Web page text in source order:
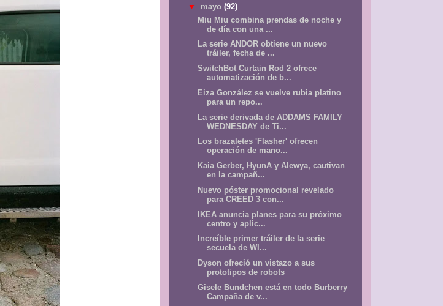
▼ mayo (92)
Miu Miu combina prendas de noche y
de día con una ...
La serie ANDOR obtiene un nuevo
tráiler, fecha de ...
SwitchBot Curtain Rod 2 ofrece
automatización de b...
Eiza González se vuelve rubia platino
para un repo...
La serie derivada de ADDAMS FAMILY
WEDNESDAY de Ti...
Los brazaletes 'Flasher' ofrecen
operación de mano...
Kaia Gerber, HyunA y Alewya, cautivan
en la campañ...
Nuevo póster promocional revelado
para CREED 3 con...
IKEA anuncia planes para su próximo
centro y aplic...
Increíble primer tráiler de la serie
secuela de WI...
Dyson ofreció un vistazo a sus
prototipos de robots
Gisele Bundchen está en todo Burberry
Campaña de v...